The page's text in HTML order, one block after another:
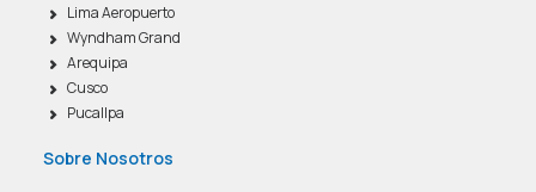
Lima Aeropuerto
Wyndham Grand
Arequipa
Cusco
Pucallpa
Sobre Nosotros